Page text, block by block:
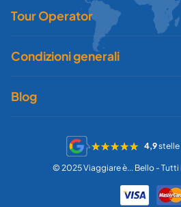
Tour Operator
Condizioni generali
Blog
4,9stelle |
© 2025 Viaggiare è... Bello -